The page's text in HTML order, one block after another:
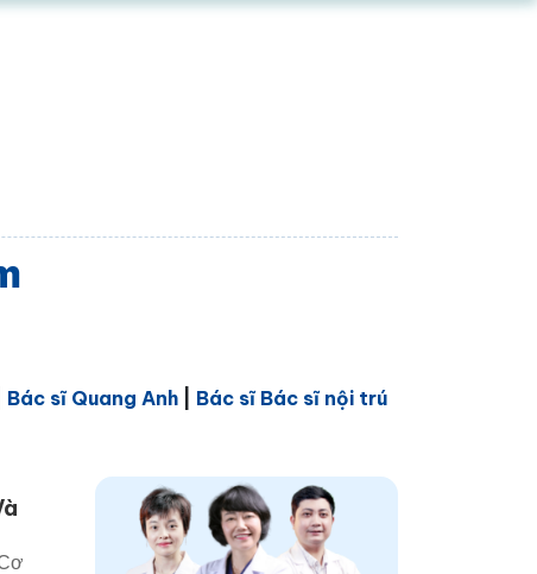
Bác sĩ Quang Anh
Bác sĩ Bác sĩ nội trú